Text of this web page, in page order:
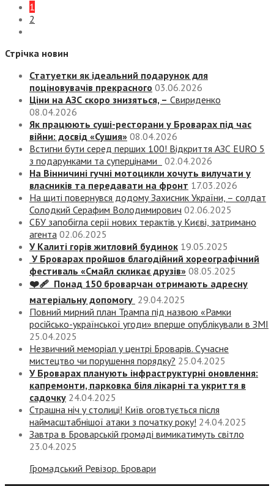
1
2
Стрічка новин
Статуетки як ідеальний подарунок для
поціновувачів прекрасного 03.06.2026
Ціни на АЗС скоро знизяться, – Свириденко
08.04.2026
Як працюють суші-ресторани у Броварах під час
війни: досвід «Сушия» 08.04.2026
Встигни бути серед перших 100! Відкриття АЗС EURO 5
з подарунками та суперцінами
02.04.2026
На Вінничині гучні мотоцикли хочуть вилучати у
власників та передавати на фронт 17.03.2026
На щиті повернувся додому Захисник України, – солдат
Солодкий Серафим Володимирович 02.06.2025
СБУ запобігла серії нових терактів у Києві, затримано
агента 02.06.2025
У Калиті горів житловий будинок 19.05.2025
У Броварах пройшов благодійний хореографічний
фестиваль «Смайл скликає друзів» 08.05.2025
❤️‍🩹 Понад 150 броварчан отримають адресну
матеріальну допомогу 29.04.2025
Повний мирний план Трампа під назвою «‎Рамки
російсько-української угоди» вперше опублікували в ЗМІ
25.04.2025
Незвичний меморіал у центрі Броварів. Сучасне
мистецтво чи порушення порядку? 25.04.2025
У Броварах планують інфраструктурні оновлення:
капремонти, парковка біля лікарні та укриття в
садочку 24.04.2025
Страшна ніч у столиці! Київ оговтується після
наймасштабнішої атаки з початку року! 24.04.2025
Завтра в Броварській громаді вимикатимуть світло
23.04.2025
Громадський Ревізор. Бровари